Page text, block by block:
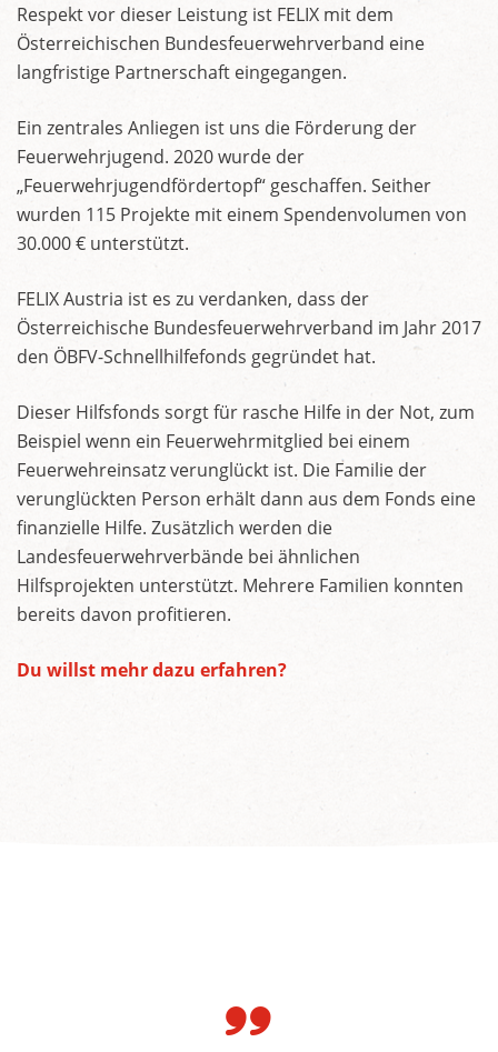
Respekt vor dieser Leistung ist FELIX mit dem
Österreichischen Bundesfeuerwehrverband eine
langfristige Partnerschaft eingegangen.
Ein zentrales Anliegen ist uns die Förderung der
Feuerwehrjugend. 2020 wurde der
„Feuerwehrjugendfördertopf“ geschaffen. Seither
wurden 115 Projekte mit einem Spendenvolumen von
30.000 € unterstützt.
FELIX Austria ist es zu verdanken, dass der
Österreichische Bundesfeuerwehrverband im Jahr 2017
den ÖBFV-Schnellhilfefonds gegründet hat.
Dieser Hilfsfonds sorgt für rasche Hilfe in der Not, zum
Beispiel wenn ein Feuerwehrmitglied bei einem
Feuerwehreinsatz verunglückt ist. Die Familie der
verunglückten Person erhält dann aus dem Fonds eine
finanzielle Hilfe. Zusätzlich werden die
Landesfeuerwehrverbände bei ähnlichen
Hilfsprojekten unterstützt. Mehrere Familien konnten
bereits davon profitieren.
Du willst mehr dazu erfahren?